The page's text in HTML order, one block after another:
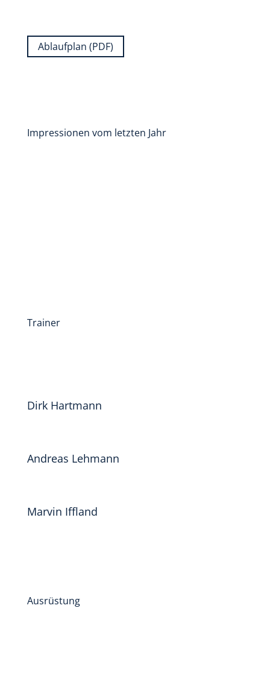
Ablaufplan (PDF)
Impressionen vom letzten Jahr
Trainer
Dirk Hartmann
Andreas Lehmann
Marvin Iffland
Ausrüstung